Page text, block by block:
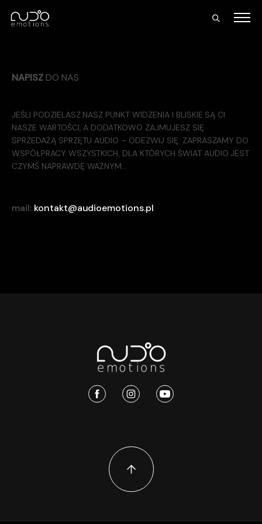
NAPISZ DO NAS
JEŚLI PODZIELASZ NASZ PUNKT WIDZENIA I BLISKIE SĄ CI
NASZE WARTOŚCI, A DODATKOWO ZAJMUJESZ SIĘ
SPRZEDAŻĄ SPRZĘTU AUDIO – ODEZWIJ SIĘ. ZAPRASZAMY DO
WSPÓŁPRACY WSZYSTKICH, DLA KTÓRYCH ŚWIAT AUDIO JEST
CZYMŚ NAPRAWDĘ WAŻNYM…
mail: kontakt@audioemotions.pl